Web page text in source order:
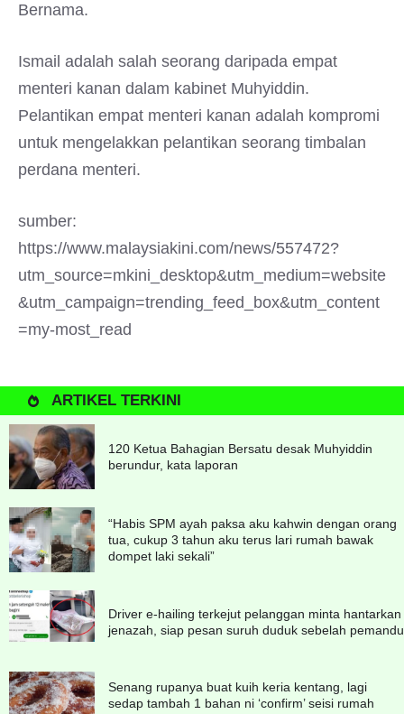
Bernama.
Ismail adalah salah seorang daripada empat
menteri kanan dalam kabinet Muhyiddin.
Pelantikan empat menteri kanan adalah kompromi
untuk mengelakkan pelantikan seorang timbalan
perdana menteri.
sumber:
https://www.malaysiakini.com/news/557472?
utm_source=mkini_desktop&utm_medium=website
&utm_campaign=trending_feed_box&utm_content
=my-most_read
ARTIKEL TERKINI
120 Ketua Bahagian Bersatu desak Muhyiddin
berundur, kata laporan
“Habis SPM ayah paksa aku kahwin dengan orang
tua, cukup 3 tahun aku terus lari rumah bawak
dompet laki sekali”
Driver e-hailing terkejut pelanggan minta hantarkan
jenazah, siap pesan suruh duduk sebelah pemandu
Senang rupanya buat kuih keria kentang, lagi
sedap tambah 1 bahan ni ‘confirm’ seisi rumah